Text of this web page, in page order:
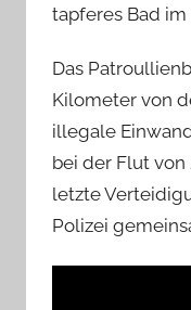
tapferes Bad
Das
Kilometer von
illegale
bei der Flut
letzte
Polizei